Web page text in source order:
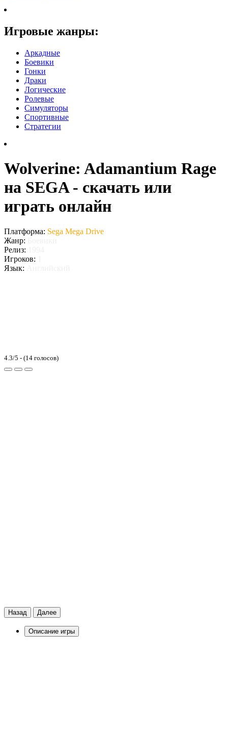
Игровые жанры:
Аркадные
Боевики
Гонки
Драки
Логические
Ролевые
Симуляторы
Спортивные
Стратегии
Wolverine: Adamantium Rage
на SEGA - скачать или
играть онлайн
Платформа: Sega Mega Drive
Жанр:
Релиз:
Игроков:
Язык:
4.3/5 - (14 голосов)
Назад Далее
Описание игры